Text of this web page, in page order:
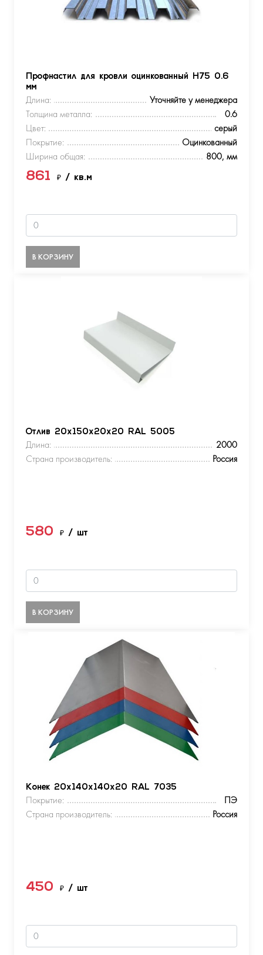
Профнастил для кровли оцинкованный Н75 0.6
мм
Длина:
Уточняйте у менеджера
Толщина металла:
0.6
Цвет:
серый
Покрытие:
Оцинкованный
Ширина общая:
800, мм
861 ₽ / кв.м
В КОРЗИНУ
Отлив 20х150х20х20 RAL 5005
Длина:
2000
Страна производитель:
Россия
580 ₽ / шт
В КОРЗИНУ
Конек 20х140х140х20 RAL 7035
Покрытие:
ПЭ
Страна производитель:
Россия
450 ₽ / шт